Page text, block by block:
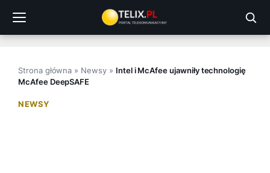
treści
Strona główna » Newsy» Intel i McAfee ujawniły technologię
McAfee DeepSAFE
NEWSY